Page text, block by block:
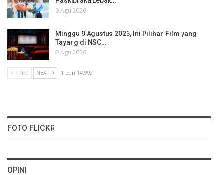
9 Agu 2026
Minggu 9 Agustus 2026, Ini Pilihan Film yang
Tayang di NSC…
9 Agu 2026
PREV NEXT 1 dari 14,992
FOTO FLICKR
OPINI